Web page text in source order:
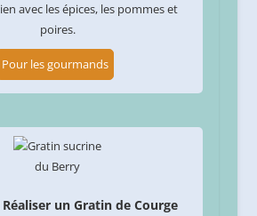
avec les épices, les pommes et
poires.
Pour les gourmands
un Gratin de Courge